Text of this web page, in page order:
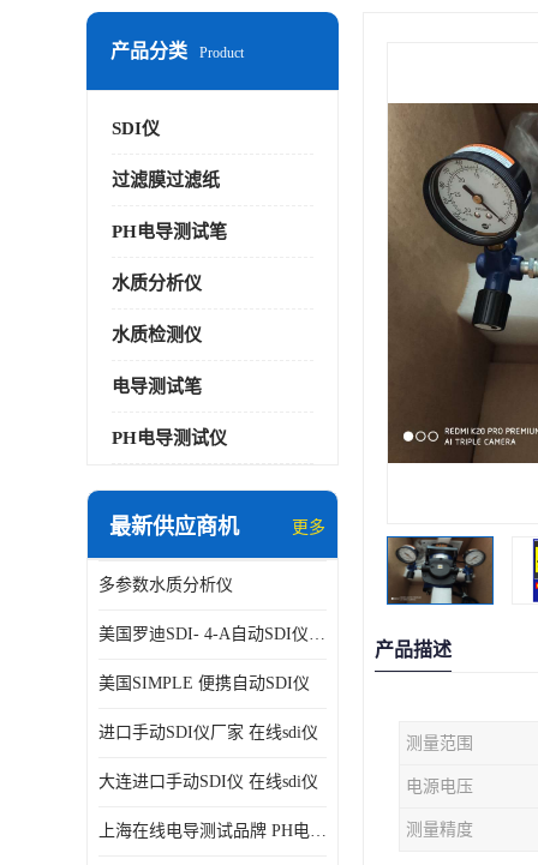
产品分类 Product
SDI仪
过滤膜过滤纸
PH电导测试笔
水质分析仪
水质检测仪
电导测试笔
PH电导测试仪
最新供应商机 更多
多参数水质分析仪
美国罗迪SDI- 4-A自动SDI仪在线分析仪污染指数仪
美国SIMPLE 便携自动SDI仪
进口手动SDI仪厂家 在线sdi仪
大连进口手动SDI仪 在线sdi仪
上海在线电导测试品牌 PH电导测试仪
产品描述
测量范围
电源电压
测量精度